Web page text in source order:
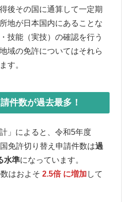
後その国に通算して一定期
地が日本国内にあることな
技能（実技）の確認を行う
域の免許についてはそれら
す。
件数が過去最多！
」によると、令和5年度
免許切り替え申請件数は過
水準になっています。
はおよそ 2.5倍 に増加 して